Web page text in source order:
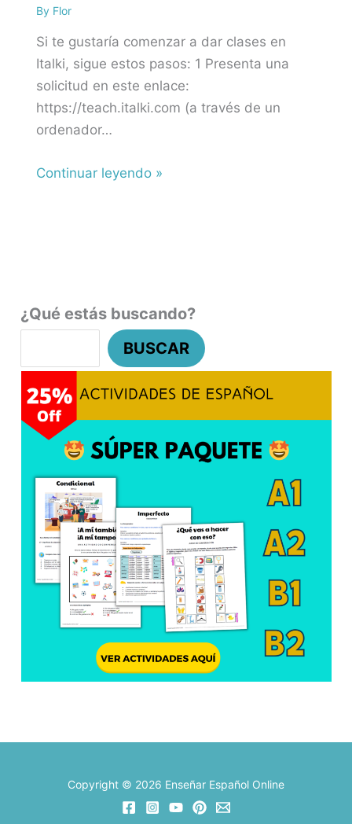
By Flor
Si te gustaría comenzar a dar clases en
Italki, sigue estos pasos: 1 Presenta una
solicitud en este enlace:
https://teach.italki.com (a través de un
ordenador…
Continuar leyendo »
¿Qué estás buscando?
BUSCAR
Copyright © 2026 Enseñar Español Online